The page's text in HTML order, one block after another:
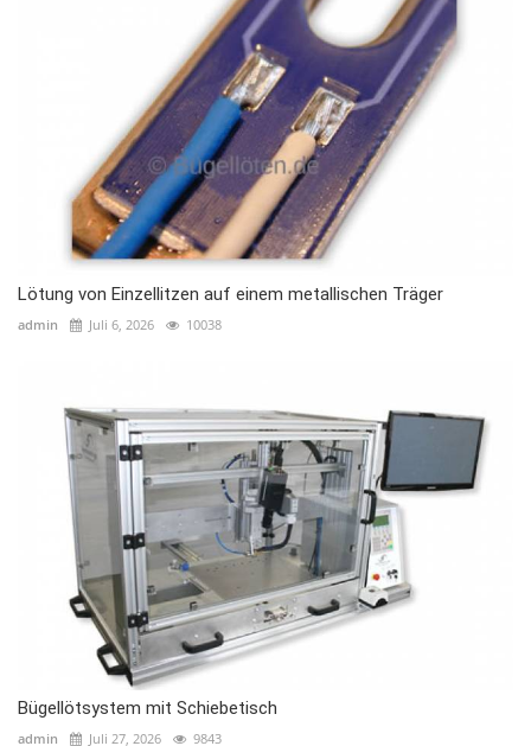
Lötung von Einzellitzen auf einem metallischen Träger
admin Juli 6, 2026 10038
Bügellötsystem mit Schiebetisch
admin Juli 27, 2026 9843